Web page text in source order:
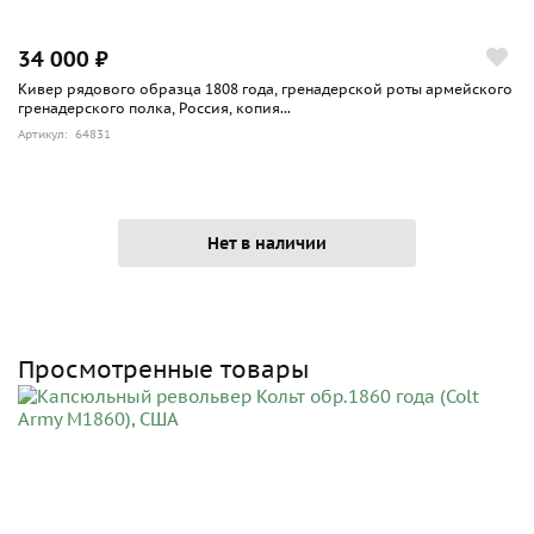
34 000 ₽
Кивер рядового образца 1808 года, гренадерской роты армейского
гренадерского полка, Россия, копия...
Артикул: 64831
Нет в наличии
Просмотренные товары